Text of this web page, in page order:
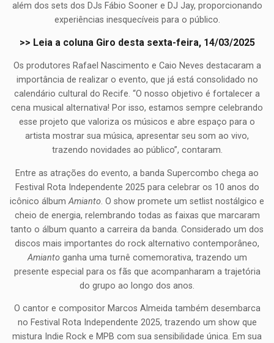
além dos sets dos DJs Fábio Sooner e DJ Jay, proporcionando
experiências inesquecíveis para o público.
>> Leia a coluna Giro desta sexta-feira, 14/03/2025
Os produtores Rafael Nascimento e Caio Neves destacaram a
importância de realizar o evento, que já está consolidado no
calendário cultural do Recife. “O nosso objetivo é fortalecer a
cena musical alternativa! Por isso, estamos sempre celebrando
esse projeto que valoriza os músicos e abre espaço para o
artista mostrar sua música, apresentar seu som ao vivo,
trazendo novidades ao público”, contaram.
Entre as atrações do evento, a banda Supercombo chega ao
Festival Rota Independente 2025 para celebrar os 10 anos do
icônico álbumAmianto. O show promete um setlist nostálgico e
cheio de energia, relembrando todas as faixas que marcaram
tanto o álbum quanto a carreira da banda. Considerado um dos
discos mais importantes do rock alternativo contemporâneo,
Amianto ganha uma turnê comemorativa, trazendo um
presente especial para os fãs que acompanharam a trajetória
do grupo ao longo dos anos.
O cantor e compositor Marcos Almeida também desembarca
no Festival Rota Independente 2025, trazendo um show que
mistura Indie Rock e MPB com sua sensibilidade única. Em sua